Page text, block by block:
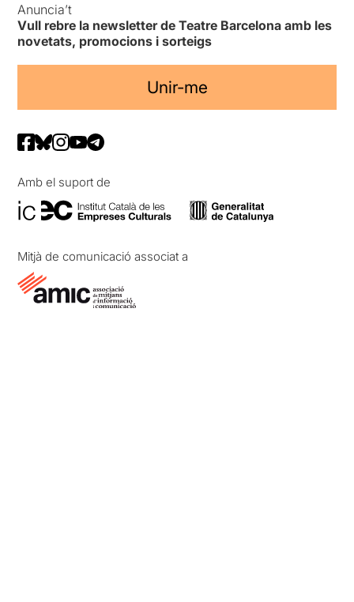
Anuncia’t
Vull rebre la newsletter de Teatre Barcelona amb les
novetats, promocions i sorteigs
Unir-me
Amb el suport de
Mitjà de comunicació associat a